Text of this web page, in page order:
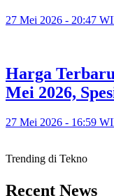
27 Mei 2026 - 20:47
Harga
Mei 2026,
27 Mei 2026 - 16:59
Trending di Tekno
Recent News